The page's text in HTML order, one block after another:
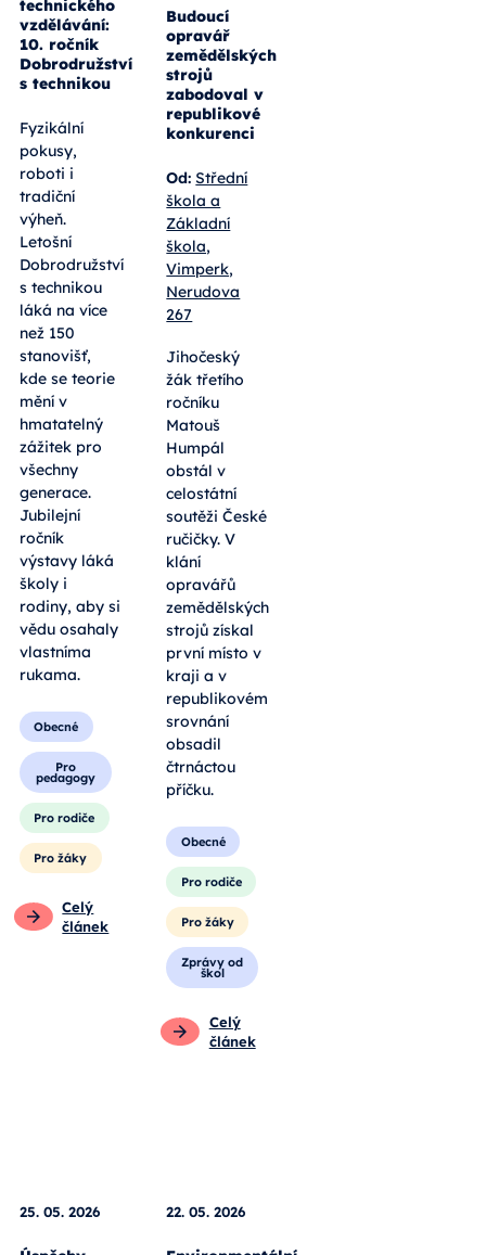
02. 06. 2026
Budoucnost
technického
vzdělávání:
10. ročník
Dobrodružství
s technikou
Fyzikální
pokusy,
roboti i
tradiční
výheň.
Letošní
Dobrodružství
s technikou
láká na více
než 150
stanovišť,
kde se teorie
mění v
hmatatelný
zážitek pro
všechny
generace.
Jubilejní
ročník
výstavy láká
rodiny, aby si
vědu osahaly
vlastníma
rukama.
Obecné
pedagogy
Pro rodiče
Budoucí
opravář
zemědělských
strojů
zabodoval v
republikové
konkurenci
Od: Střední
škola a
Základní
škola,
Vimperk,
Nerudova
267
Jihočeský
žák třetího
ročníku
Matouš
Humpál
obstál v
celostátní
soutěži České
ručičky. V
klání
opravářů
zemědělských
strojů získal
první místo v
kraji a v
republikovém
srovnání
obsadil
čtrnáctou
příčku.
Obecné
Pro rodiče
Pro žáky
Zprávy od
škol
Celý
článek
25. 05. 2026 22. 05. 2026